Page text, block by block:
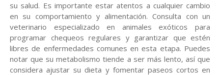
su salud. Es importante estar atentos a cualquier cambio
en su comportamiento y alimentación. Consulta con un
veterinario especializado en animales exóticos para
programar chequeos regulares y garantizar que estén
libres de enfermedades comunes en esta etapa. Puedes
notar que su metabolismo tiende a ser más lento, así que
considera ajustar su dieta y fomentar paseos cortos en